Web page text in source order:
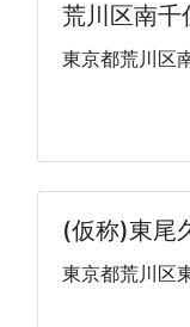
荒川区南千
東京都荒川区
(仮称)東尾
東京都荒川区